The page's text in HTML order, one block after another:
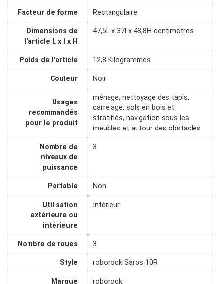
Facteur de forme Rectangulaire
Dimensions de
l'article L x l x H
47,5L x 37l x 48,8H centimètres
Poids de l'article 12,8 Kilogrammes
Couleur Noir
Usages
recommandés
pour le produit
ménage, nettoyage des tapis,
carrelage, sols en bois et
stratifiés, navigation sous les
meubles et autour des obstacles
Nombre de
niveaux de
puissance
3
Portable Non
Utilisation
extérieure ou
intérieure
Intérieur
Nombre de roues 3
Style roborock Saros 10R
Marque roborock